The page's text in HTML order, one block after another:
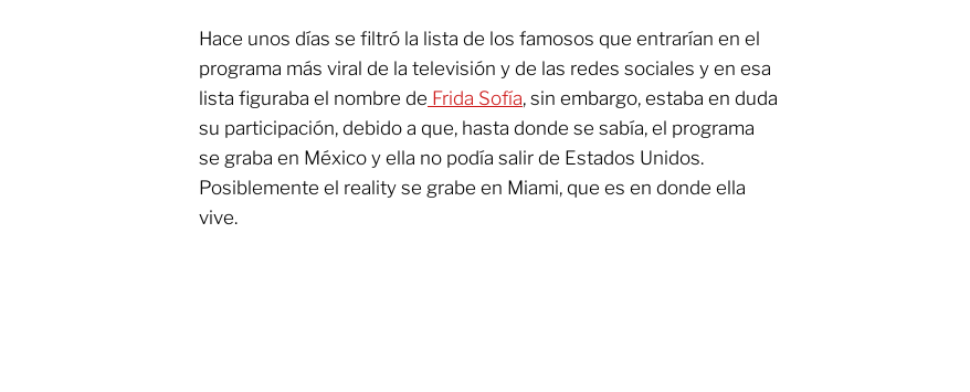
Hace unos días se filtró la lista de los famosos que entrarían en el
programa más viral de la televisión y de las redes sociales y en esa
lista figuraba el nombre de Frida Sofía, sin embargo, estaba en duda
su participación, debido a que, hasta donde se sabía, el programa
se graba en México y ella no podía salir de Estados Unidos.
Posiblemente el reality se grabe en Miami, que es en donde ella
vive.